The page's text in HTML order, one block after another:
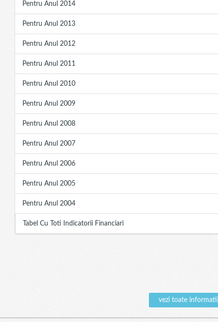
Pentru Anul 2014
Pentru Anul 2013
Pentru Anul 2012
Pentru Anul 2011
Pentru Anul 2010
Pentru Anul 2009
Pentru Anul 2008
Pentru Anul 2007
Pentru Anul 2006
Pentru Anul 2005
Pentru Anul 2004
Tabel Cu Toti Indicatorii Financiari
vezi toate